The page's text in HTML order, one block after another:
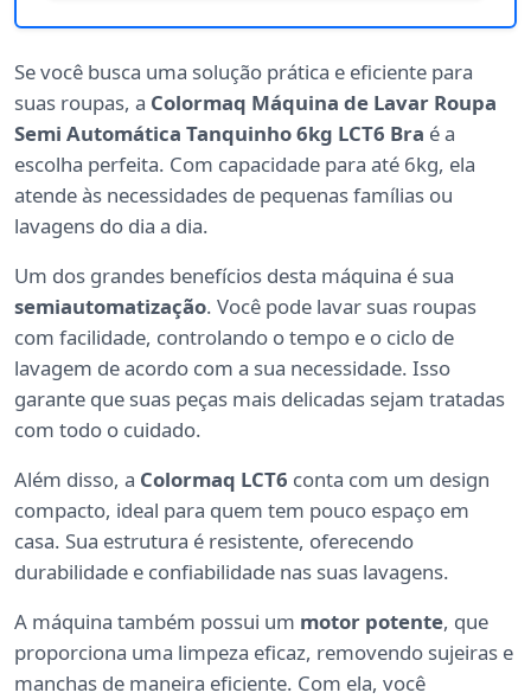
Se você busca uma solução prática e eficiente para
suas roupas, a Colormaq Máquina de Lavar Roupa
Semi Automática Tanquinho 6kg LCT6 Bra é a
escolha perfeita. Com capacidade para até 6kg, ela
atende às necessidades de pequenas famílias ou
lavagens do dia a dia.
Um dos grandes benefícios desta máquina é sua
semiautomatização. Você pode lavar suas roupas
com facilidade, controlando o tempo e o ciclo de
lavagem de acordo com a sua necessidade. Isso
garante que suas peças mais delicadas sejam tratadas
com todo o cuidado.
Além disso, a Colormaq LCT6 conta com um design
compacto, ideal para quem tem pouco espaço em
casa. Sua estrutura é resistente, oferecendo
durabilidade e confiabilidade nas suas lavagens.
A máquina também possui um motor potente, que
proporciona uma limpeza eficaz, removendo sujeiras e
manchas de maneira eficiente. Com ela, você